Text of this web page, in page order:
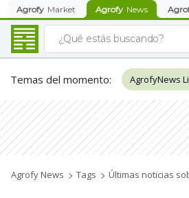
Agrofy Market Agrofy News
Temas del momento: AgrofyNews
Agrofy News Tags Últimas noticias